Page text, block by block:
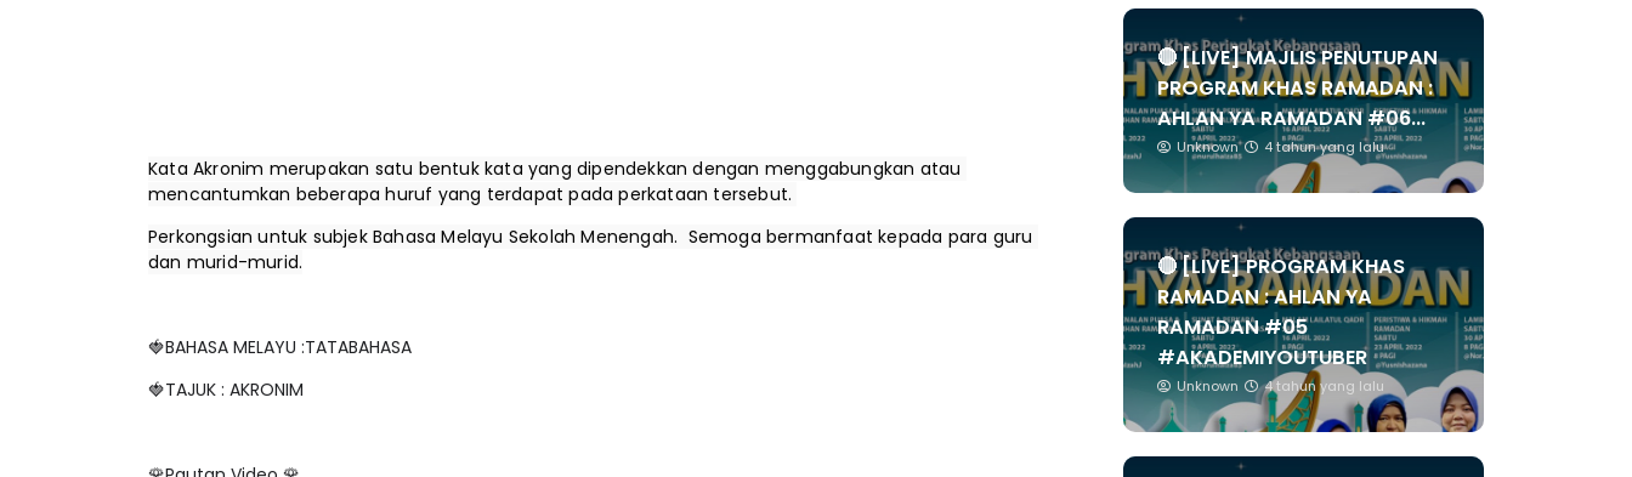
Kata Akronim merupakan satu bentuk kata yang dipendekkan dengan menggabungkan atau
mencantumkan beberapa huruf yang terdapat pada perkataan tersebut.
Perkongsian untuk subjek Bahasa Melayu Sekolah Menengah.  Semoga bermanfaat kepada para guru
dan murid-murid.
🍓BAHASA MELAYU :TATABAHASA
🍓TAJUK : AKRONIM
🔴 [LIVE] MAJLIS PENUTUPAN
PROGRAM KHAS RAMADAN :
AHLAN YA RAMADAN #06...
Unknown 4 tahun yang lalu
🔴 [LIVE] PROGRAM KHAS
RAMADAN : AHLAN YA
RAMADAN #05
#AKADEMIYOUTUBER
Unknown 4 tahun yang lalu